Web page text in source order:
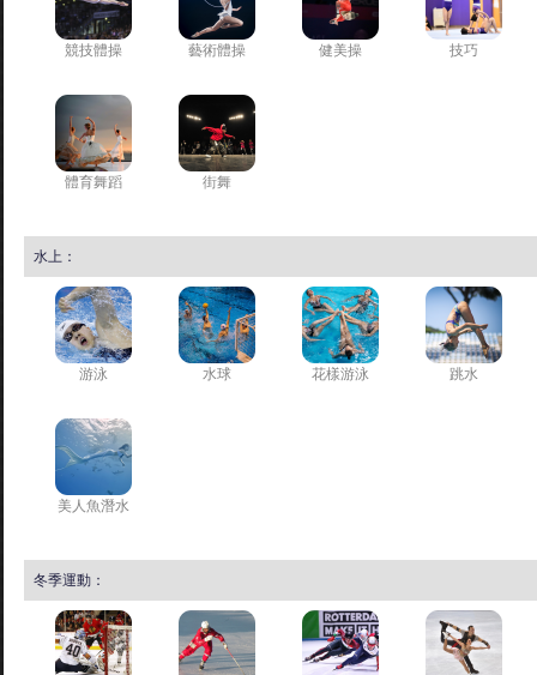
競技體操 藝術體操 健美操 技巧
體育舞蹈 街舞
水上：
游泳 水球 花樣游泳 跳水
美人魚潛水
冬季運動：